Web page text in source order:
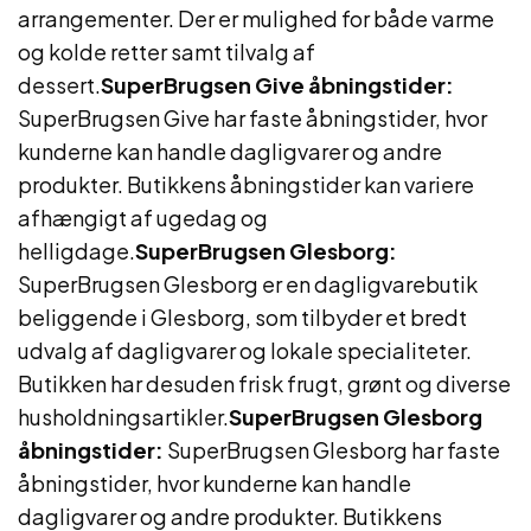
arrangementer. Der er mulighed for både varme
og kolde retter samt tilvalg af
dessert.SuperBrugsen Give åbningstider:
SuperBrugsen Give har faste åbningstider, hvor
kunderne kan handle dagligvarer og andre
produkter. Butikkens åbningstider kan variere
afhængigt af ugedag og
helligdage.SuperBrugsen Glesborg:
SuperBrugsen Glesborg er en dagligvarebutik
beliggende i Glesborg, som tilbyder et bredt
udvalg af dagligvarer og lokale specialiteter.
Butikken har desuden frisk frugt, grønt og diverse
husholdningsartikler.SuperBrugsen Glesborg
åbningstider: SuperBrugsen Glesborg har faste
åbningstider, hvor kunderne kan handle
dagligvarer og andre produkter. Butikkens